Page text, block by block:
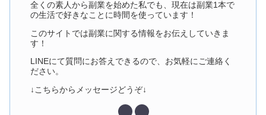
全くの素人から副業を始めた私でも、現在は副業1本で
の生活で好きなことに時間を使っています！
このサイトでは副業に関する情報をお伝えしていきま
す！
LINEにて質問にお答えできるので、お気軽にご連絡く
ださい。
↓こちらからメッセージどうぞ↓